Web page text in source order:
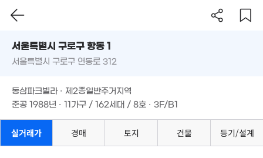
필터 매물 탐색
서울시 구로구 항동 1
준공 1988년 · 11가구 / 162세대 / 8호 · 3F/B1
서울특별시 구로구 항동 1
서울특별시 구로구 연동로 312
동삼파크빌라 · 제2종일반주거지역
준공 1988년 · 11가구 / 162세대 / 8호 · 3F/B1
실거래가 경매 토지 건물 등기/설계